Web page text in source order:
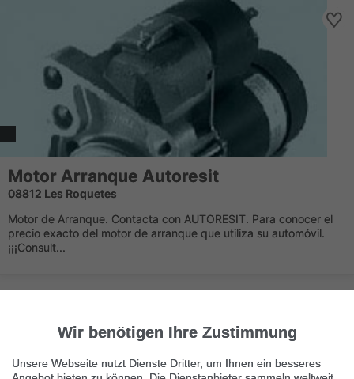
Motor Arranque Autoresit
08812 Les Roquetes
Motor de Arranque. Contacta con AUTORESIT. Para conocer el
precio exacto del motor de arranque que utiliza su automóvil.
¡¡¡Consult...
Wir benötigen Ihre Zustimmung
Unsere Webseite nutzt Dienste Dritter, um Ihnen ein besseres